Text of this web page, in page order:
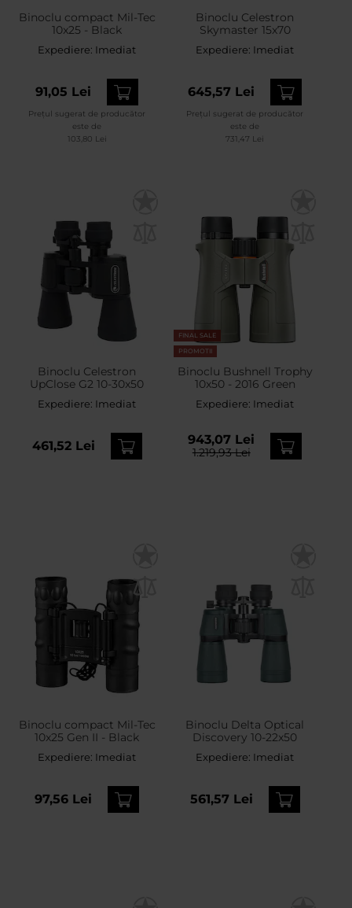
Binoclu compact Mil-Tec
10x25 - Black
Expediere: Imediat
91,05 Lei
Prețul sugerat de producător
este de
103,80 Lei
Binoclu Celestron
Skymaster 15x70
Expediere: Imediat
645,57 Lei
Prețul sugerat de producător
este de
731,47 Lei
Binoclu Celestron
UpClose G2 10-30x50
Expediere: Imediat
461,52 Lei
FINAL SALE
PROMOTII
Binoclu Bushnell Trophy
10x50 - 2016 Green
Expediere: Imediat
943,07 Lei
1.219,93 Lei
Binoclu compact Mil-Tec
10x25 Gen II - Black
Expediere: Imediat
97,56 Lei
Binoclu Delta Optical
Discovery 10-22x50
Expediere: Imediat
561,57 Lei